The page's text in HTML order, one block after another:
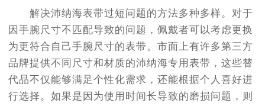
解决沛纳海表带过短问题的方法多种多样。对于
因手腕尺寸不匹配导致的问题，佩戴者可以考虑更换
为更符合自己手腕尺寸的表带。市面上有许多第三方
品牌提供不同尺寸和材质的沛纳海专用表带，这些替
代品不仅能够满足个性化需求，还能根据个人喜好进
行选择。如果是因为使用时间长导致的磨损问题，则